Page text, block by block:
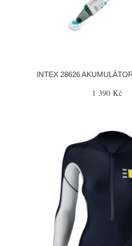
INTEX 28626
1 390 Kč